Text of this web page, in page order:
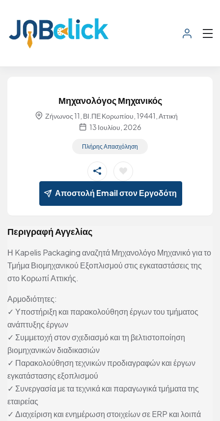
Μηχανολόγος Μηχανικός
Ζήνωνος 11, ΒΙ.ΠΕ Κορωπίου, 19441, Αττική
13 Ιουλίου, 2026
Πλήρης Απασχόληση
Αποστολή Email στον Εργοδότη
Περιγραφή Αγγελίας
Η Kapelis Packaging αναζητά Μηχανολόγο Μηχανικό για το
Τμήμα Βιομηχανικού Εξοπλισμού στις εγκαταστάσεις της
στο Κορωπί Αττικής.
Αρμοδιότητες:
✓ Υποστήριξη και παρακολούθηση έργων του τμήματος
ανάπτυξης έργων
✓ Συμμετοχή στον σχεδιασμό και τη βελτιστοποίηση
βιομηχανικών διαδικασιών
✓ Παρακολούθηση τεχνικών προδιαγραφών και έργων
εγκατάστασης εξοπλισμού
✓ Συνεργασία με τα τεχνικά και παραγωγικά τμήματα της
εταιρείας
✓ Διαχείριση και ενημέρωση στοιχείων σε ERP και λοιπά